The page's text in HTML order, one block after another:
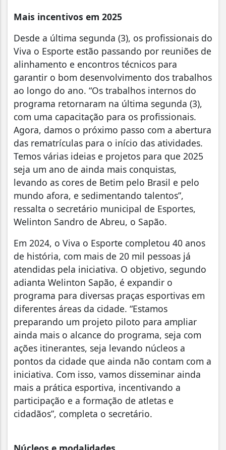
Mais incentivos em 2025
Desde a última segunda (3), os profissionais do
Viva o Esporte estão passando por reuniões de
alinhamento e encontros técnicos para
garantir o bom desenvolvimento dos trabalhos
ao longo do ano. “Os trabalhos internos do
programa retornaram na última segunda (3),
com uma capacitação para os profissionais.
Agora, damos o próximo passo com a abertura
das rematrículas para o início das atividades.
Temos várias ideias e projetos para que 2025
seja um ano de ainda mais conquistas,
levando as cores de Betim pelo Brasil e pelo
mundo afora, e sedimentando talentos”,
ressalta o secretário municipal de Esportes,
Welinton Sandro de Abreu, o Sapão.
Em 2024, o Viva o Esporte completou 40 anos
de história, com mais de 20 mil pessoas já
atendidas pela iniciativa. O objetivo, segundo
adianta Welinton Sapão, é expandir o
programa para diversas praças esportivas em
diferentes áreas da cidade. “Estamos
preparando um projeto piloto para ampliar
ainda mais o alcance do programa, seja com
ações itinerantes, seja levando núcleos a
pontos da cidade que ainda não contam com a
iniciativa. Com isso, vamos disseminar ainda
mais a prática esportiva, incentivando a
participação e a formação de atletas e
cidadãos”, completa o secretário.